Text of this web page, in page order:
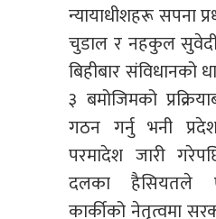
न्यायाधीशहरू सपना
चुडाल र नहकुल
बिहीबार संविधानको
३ बमोजिमको
गठन गर्नु भनी
परमादेश जारी
दलका हैसियतले
कार्कीको नेतृत्वमा